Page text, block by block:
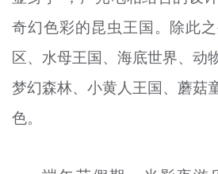
奇幻色彩的昆虫王国。除此
区、水母王国、海底世界、动
梦幻森林、小黄人王国、蘑菇
色。